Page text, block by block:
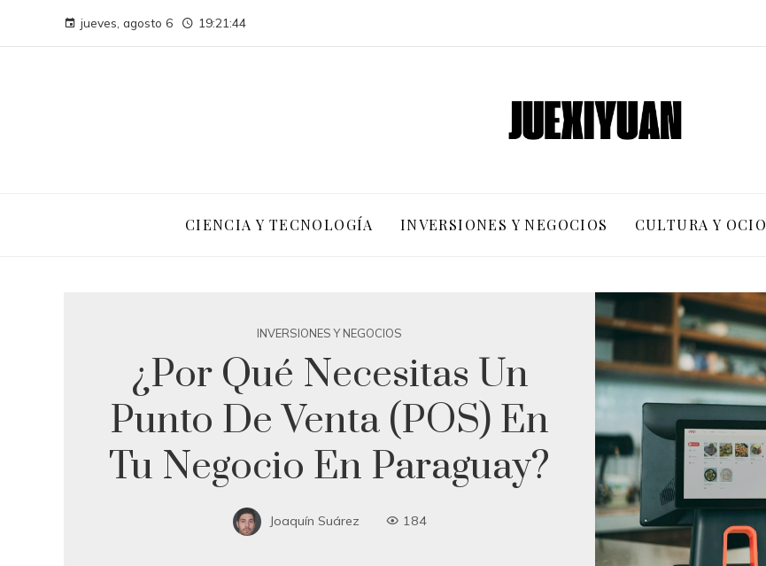
jueves, agosto 6 19:21:45
CIENCIA Y TECNOLOGÍA INVERSIONES Y NEGOCIOS CULTURA Y OCIO
INVERSIONES Y NEGOCIOS
¿Por Qué Necesitas Un
Punto De Venta (POS) En
Tu Negocio En Paraguay?
Joaquín Suárez 184